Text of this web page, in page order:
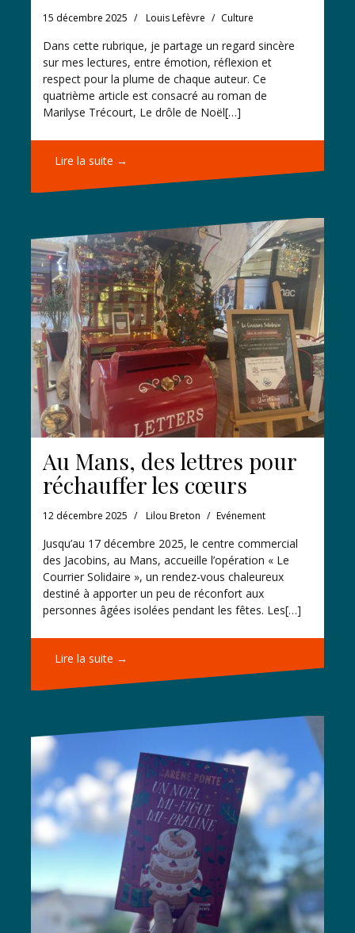
15 décembre 2025 Louis Lefèvre Culture
Dans cette rubrique, je partage un regard sincère
sur mes lectures, entre émotion, réflexion et
respect pour la plume de chaque auteur. Ce
quatrième article est consacré au roman de
Marilyse Trécourt, Le drôle de Noël[…]
Lire la suite →
Au Mans, des lettres pour
réchauffer les cœurs
12 décembre 2025 Lilou Breton Evénement
Jusqu’au 17 décembre 2025, le centre commercial
des Jacobins, au Mans, accueille l’opération « Le
Courrier Solidaire », un rendez-vous chaleureux
destiné à apporter un peu de réconfort aux
personnes âgées isolées pendant les fêtes. Les[…]
Lire la suite →